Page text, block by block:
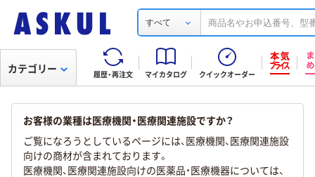
すべて
履歴・再注文 マイカタログ クイックオーダー
カテゴリー
お客様の業種は医療機関・医療関連施設ですか？
ご覧になろうとしているページには、医療機関、医療関連施設
向けの商材が含まれております。
医療機関、医療関連施設向けの医薬品・医療機器については、